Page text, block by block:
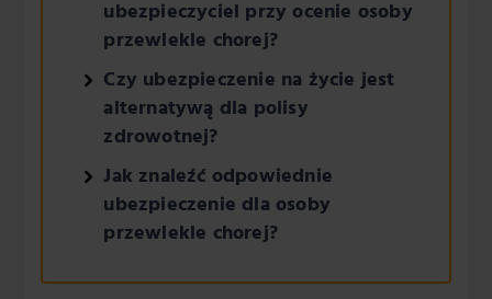
ubezpieczyciel przy ocenie osoby
przewlekle chorej?
Czy ubezpieczenie na życie jest
alternatywą dla polisy
zdrowotnej?
Jak znaleźć odpowiednie
ubezpieczenie dla osoby
przewlekle chorej?